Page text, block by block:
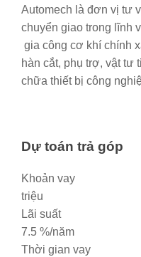
Automech là đơn vị tư
chuyển giao trong lĩnh
gia công cơ khí chính
hàn cắt, phụ trợ, vật tư
chữa thiết bị công
Dự toán trả góp
Khoản vay
triệu
Lãi suất
7.5 %/năm
Thời gian vay